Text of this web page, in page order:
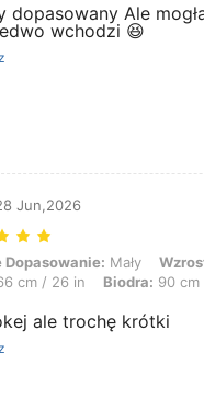
dopasowany Ale
wchodzi 😆
Jun,2026
Mały, Wzrost:
Dopasowanie: Mały
cm / 26 in Biodra: 90
ale trochę krótki